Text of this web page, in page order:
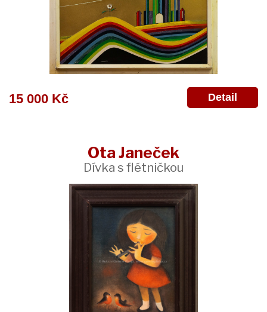
15 000 Kč Detail
Ota Janeček
Dívka s flétničkou